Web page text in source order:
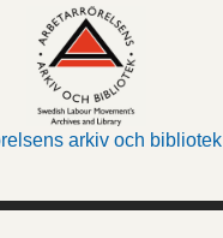
arkiv och bibliotek